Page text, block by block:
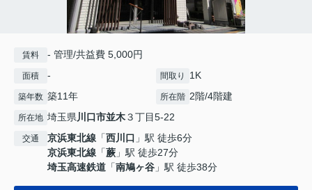
賃料 - 管理/共益費 5,000円
面積 - 間取り 1K
築年数 築11年 所在階 2階/4階建
所在地 埼玉県川口市並木３丁目5-22
交通 京浜東北線 「西川口 」駅 徒歩6分
京浜東北線 「蕨 」駅 徒歩27分
埼玉高速鉄道 「南鳩ヶ谷 」駅 徒歩38分